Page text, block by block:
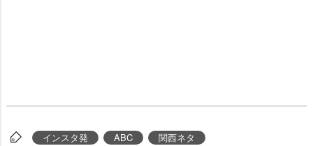
インスタ発 ABC 関西ネタ